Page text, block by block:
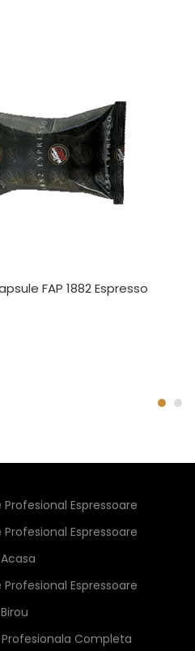
FAP 1882 Espresso
Profesional Espressoare
Profesional Espressoare
Profesional Espressoare
Profesionala Completa